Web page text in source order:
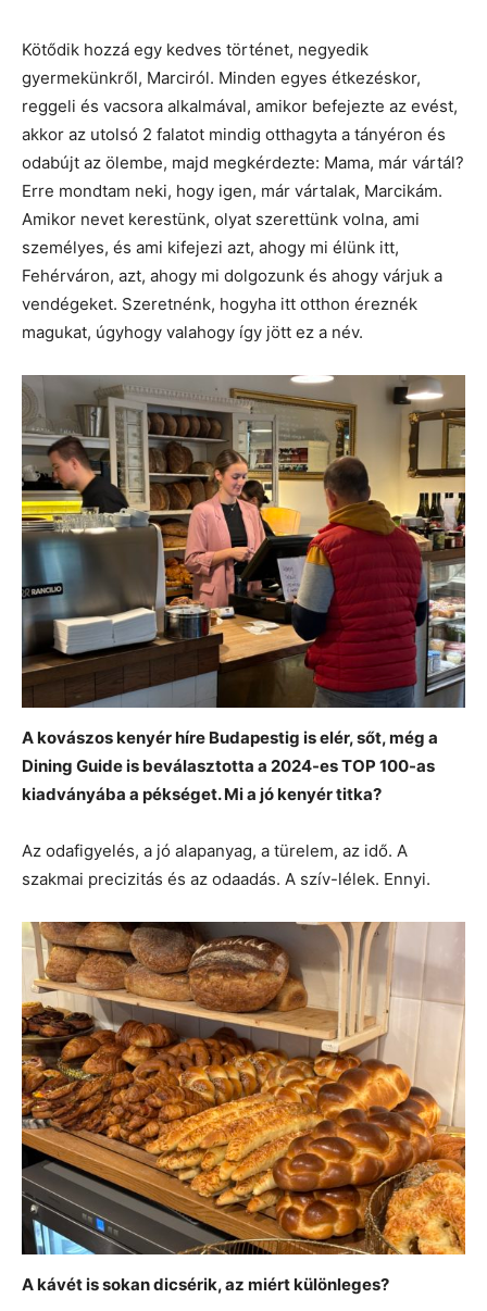
Kötődik hozzá egy kedves történet, negyedik
gyermekünkről, Marciról. Minden egyes étkezéskor,
reggeli és vacsora alkalmával, amikor befejezte az evést,
akkor az utolsó 2 falatot mindig otthagyta a tányéron és
odabújt az ölembe, majd megkérdezte: Mama, már vártál?
Erre mondtam neki, hogy igen, már vártalak, Marcikám.
Amikor nevet kerestünk, olyat szerettünk volna, ami
személyes, és ami kifejezi azt, ahogy mi élünk itt,
Fehérváron, azt, ahogy mi dolgozunk és ahogy várjuk a
vendégeket. Szeretnénk, hogyha itt otthon éreznék
magukat, úgyhogy valahogy így jött ez a név.
A kovászos kenyér híre Budapestig is elér, sőt, még a
Dining Guide is beválasztotta a 2024-es TOP 100-as
kiadványába a pékséget. Mi a jó kenyér titka?
Az odafigyelés, a jó alapanyag, a türelem, az idő. A
szakmai precizitás és az odaadás. A szív-lélek. Ennyi.
A kávét is sokan dicsérik, az miért különleges?